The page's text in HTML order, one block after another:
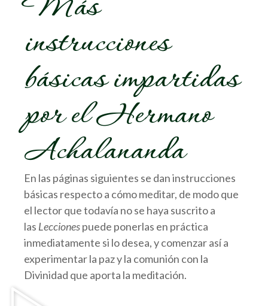
instrucciones
básicas impartidas
por el Hermano
Achalananda
En las páginas siguientes se dan instrucciones
básicas respecto a cómo meditar, de modo que
el lector que todavía no se haya suscrito a
las Leccionespuede ponerlas en práctica
inmediatamente si lo desea, y comenzar así a
experimentar la paz y la comunión con la
Divinidad que aporta la meditación.